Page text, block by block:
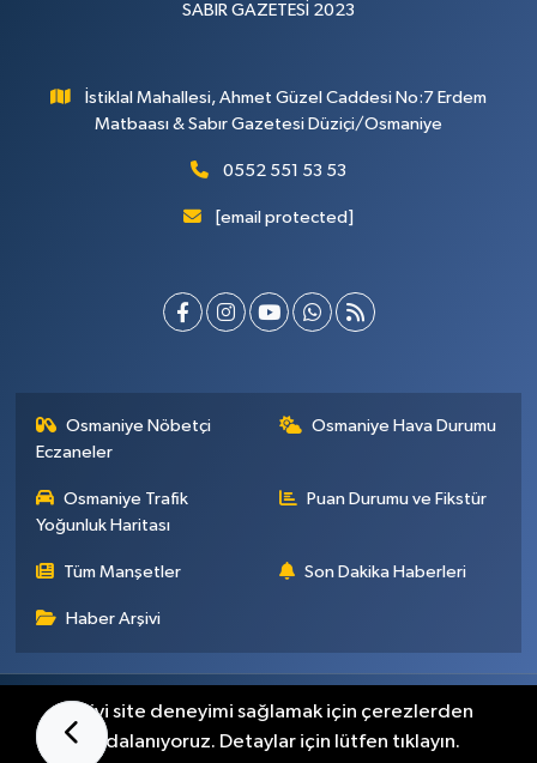
SABIR GAZETESİ 2023
İstiklal Mahallesi, Ahmet Güzel Caddesi No:7 Erdem
Matbaası & Sabır Gazetesi Düziçi/Osmaniye
0552 551 53 53
[email protected]
Osmaniye Nöbetçi
Eczaneler
Osmaniye Hava Durumu
Osmaniye Trafik
Yoğunluk Haritası
Puan Durumu ve Fikstür
Tüm Manşetler Son Dakika Haberleri
Haber Arşivi
Künye İletişim Gizlilik Sözleşmesi
En iyi site deneyimi sağlamak için çerezlerden
faydalanıyoruz. Detaylar için lütfen tıklayın.